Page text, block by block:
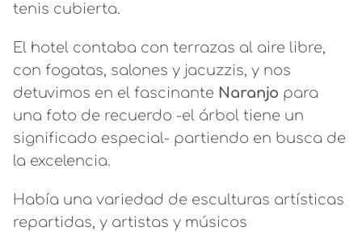
tenis cubierta.
El hotel contaba con terrazas al aire libre,
con fogatas, salones y jacuzzis, y nos
detuvimos en el fascinante Naranjo para
una foto de recuerdo -el árbol tiene un
significado especial- partiendo en busca de
la excelencia.
Había una variedad de esculturas artísticas
repartidas, y artistas y músicos